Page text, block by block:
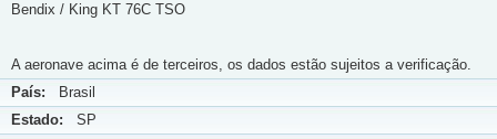
Bendix / King KT 76C TSO
A aeronave acima é de terceiros, os dados estão sujeitos a verificação.
País: Brasil
Estado: SP